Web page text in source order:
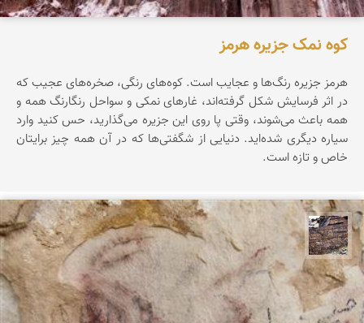
کوه نمک جزیره هرمز
هرمز جزیره‌ رنگ‌ها‌ و عجایب است. کوه‌های رنگی، صخره‌های عجیب که
در اثر فرسایش شکل گرفته‌اند، غارهای نمکی و سواحل رنگارنگ همه و
همه باعث می‌شوند، وقتی پا روی این جزیره می‌گذارید، حس کنید وارد
سیاره‌ دیگری شده‌اید. دنیایی از شگفتی‌ها که در آن همه چیز برایتان
خاص و تازه است.
محمد ناصری فرد